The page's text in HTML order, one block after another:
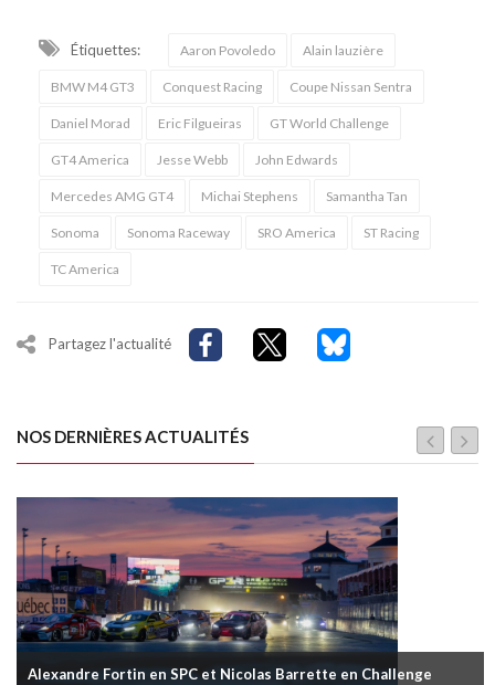
Étiquettes: Aaron Povoledo Alain lauzière
BMW M4 GT3 Conquest Racing Coupe Nissan Sentra
Daniel Morad Eric Filgueiras GT World Challenge
GT4 America Jesse Webb John Edwards
Mercedes AMG GT4 Michai Stephens Samantha Tan
Sonoma Sonoma Raceway SRO America ST Racing
TC America
Partagez l'actualité
NOS DERNIÈRES ACTUALITÉS
Alexandre Fortin en SPC et Nicolas Barrette en Challenge